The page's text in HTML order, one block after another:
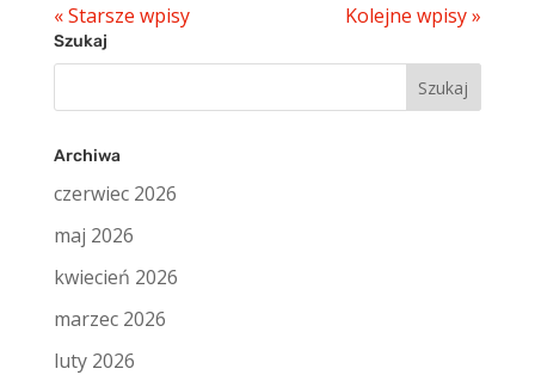
« Starsze wpisy Kolejne wpisy »
Szukaj
Szukaj:
Archiwa
czerwiec 2026
maj 2026
kwiecień 2026
marzec 2026
luty 2026